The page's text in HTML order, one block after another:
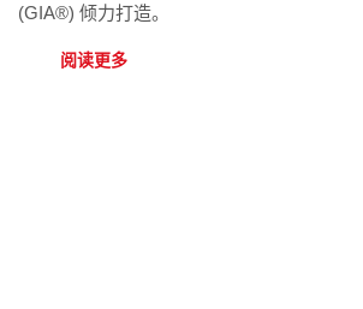
(GIA®) 倾力打造。
阅读更多